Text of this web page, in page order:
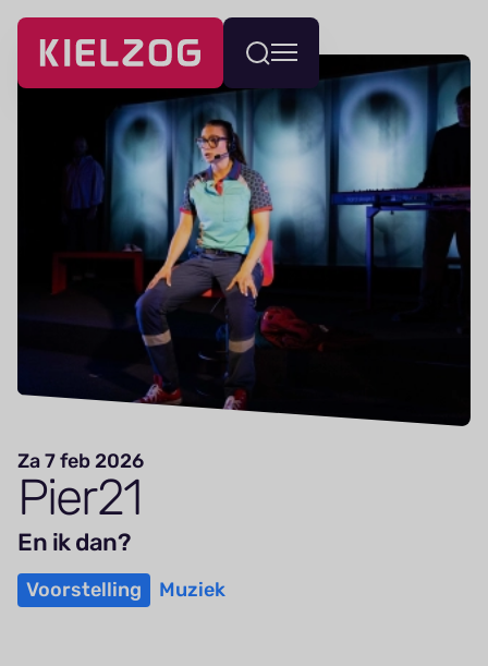
Navigatie
overslaan
Wissel
menu
Za 7 feb 2026
Pier21
En ik dan?
Voorstelling Muziek